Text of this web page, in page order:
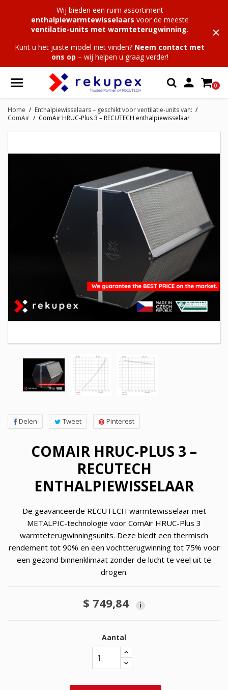
Wij bieden een ruim assortiment
enthalpiewarmtewisselaars voor de meeste
ventilatie-units met warmteterugwinning.
Kunt u het juiste model niet vinden? Neem contact met
ons op – wij helpen u graag verder!
 0
Home
Enthalpiewisselaars – geschikt voor ventilatie-units van:
ComAir
ComAir HRUC-Plus 3 – RECUTECH enthalpiewisselaar
Delen Tweet Pinterest
COMAIR HRUC-PLUS 3 –
RECUTECH
ENTHALPIEWISSELAAR
De geavanceerde RECUTECH warmtewisselaar met
METALPIC-technologie voor ComAir HRUC-Plus 3
warmteterugwinningsunits. Deze biedt een thermisch
rendement tot 90% en een vochtterugwinning tot 75% voor
een gezond binnenklimaat zonder de lucht te veel uit te
drogen.
$ 749,84 i
Aantal